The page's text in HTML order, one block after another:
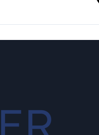
terror de Estado